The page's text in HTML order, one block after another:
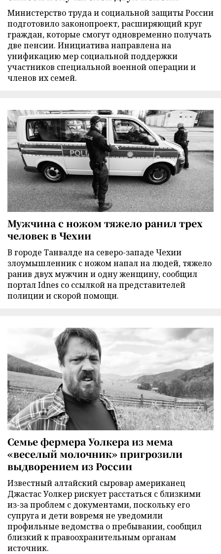
Министерство труда и социальной защиты России
подготовило законопроект, расширяющий круг
граждан, которые смогут одновременно получать
две пенсии. Инициатива направлена на
унификацию мер социальной поддержки
участников специальной военной операции и
членов их семей.
Мужчина с ножом тяжело ранил трех
человек в Чехии
В городе Танвалде на северо-западе Чехии
злоумышленник с ножом напал на людей, тяжело
ранив двух мужчин и одну женщину, сообщил
портал Idnes со ссылкой на представителей
полиции и скорой помощи.
Семье фермера Уолкера из мема
«веселый молочник» пригрозили
выдворением из России
Известный алтайский сыровар американец
Джастас Уолкер рискует расстаться с близкими
из-за проблем с документами, поскольку его
супруга и дети вовремя не уведомили
профильные ведомства о пребывании, сообщил
близкий к правоохранительным органам
источник.